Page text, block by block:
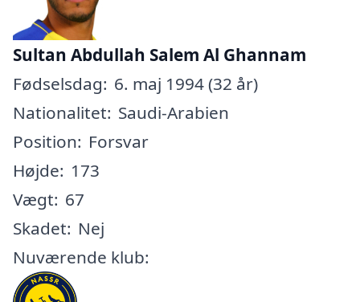
Sultan Abdullah Salem Al Ghannam
Fødselsdag: 6. maj 1994 (32 år)
Nationalitet: Saudi-Arabien
Position: Forsvar
Højde: 173
Vægt: 67
Skadet: Nej
Nuværende klub: